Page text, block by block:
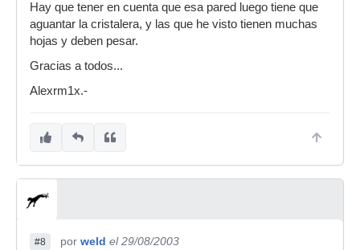
Hay que tener en cuenta que esa pared luego tiene que
aguantar la cristalera, y las que he visto tienen muchas
hojas y deben pesar.
Gracias a todos...
Alexrm1x.-
#8 por weld el 29/08/2003